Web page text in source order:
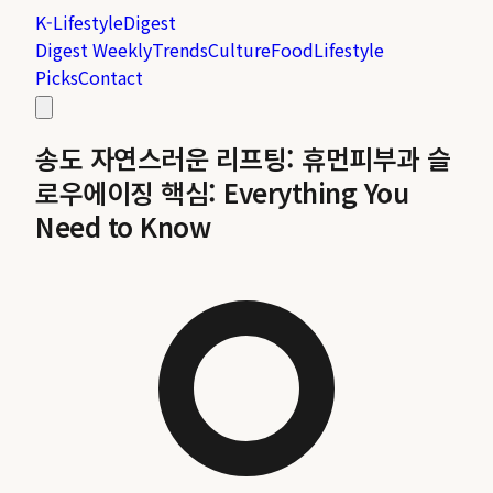
K-LifestyleDigest
Digest WeeklyTrendsCultureFoodLifestyle
PicksContact
송도 자연스러운 리프팅: 휴먼피부과 슬
로우에이징 핵심: Everything You
Need to Know